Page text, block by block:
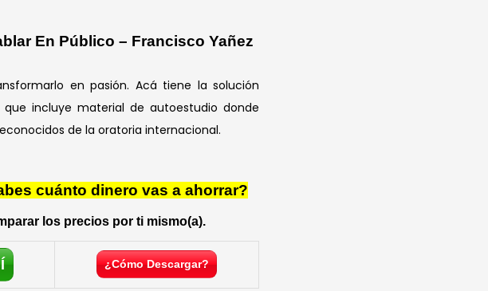
En Público – Francisco Yañez
en pasión. Acá tiene la solución
incluye material de autoestudio donde
de la oratoria internacional.
cuánto dinero vas a ahorrar?
los precios por ti mismo(a).
¿Cómo Descargar?